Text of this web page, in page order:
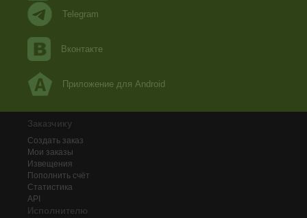
Telegram
Вконтакте
Приложение для Android
Заказчику
Создать заказ
Мои заказы
Извещения
Пополнить счёт
Статистика
API
Исполнителю